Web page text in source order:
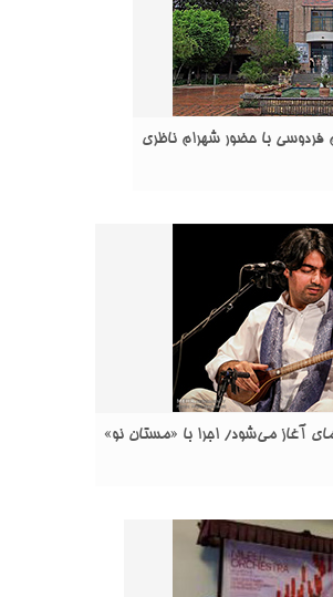
فردوسی با حضور شهرام ناظری
آغاز می‌شود/ اجرا با «مستان نو»